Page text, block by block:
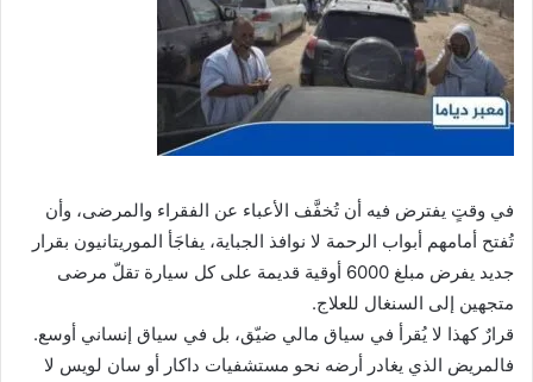
في وقتٍ يفترض فيه أن تُخفَّف الأعباء عن الفقراء والمرضى، وأن
تُفتح أمامهم أبواب الرحمة لا نوافذ الجباية، يفاجَأ الموريتانيون بقرار
جديد يفرض مبلغ 6000 أوقية قديمة على كل سيارة تقلّ مرضى
متجهين إلى السنغال للعلاج.
قرارٌ كهذا لا يُقرأ في سياق مالي ضيّق، بل في سياق إنساني أوسع.
فالمريض الذي يغادر أرضه نحو مستشفيات داكار أو سان لويس لا